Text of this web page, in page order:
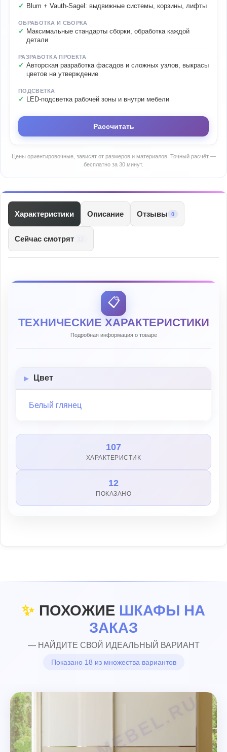
Blum + Vauth-Sagel: выдвижные системы, корзины, лифты
ОБРАБОТКА И СБОРКА
Максимальные стандарты сборки, обработка каждой
детали
РАЗРАБОТКА ПРОЕКТА
Авторская разработка фасадов и сложных узлов, выкрасы
цветов на утверждение
ПОДСВЕТКА
LED-подсветка рабочей зоны и внутри мебели
Рассчитать
Цены ориентировочные, зависят от размеров и материалов. Точный расчёт —
бесплатно за 30 минут.
Характеристики Описание Отзывы 0
Сейчас смотрят
📋
ТЕХНИЧЕСКИЕ ХАРАКТЕРИСТИКИ
Подробная информация о товаре
Цвет
Белый глянец
107
ХАРАКТЕРИСТИК
12
ПОКАЗАНО
✨ ПОХОЖИЕ ШКАФЫ НА
ЗАКАЗ
— НАЙДИТЕ СВОЙ ИДЕАЛЬНЫЙ ВАРИАНТ
Показано 18 из множества вариантов